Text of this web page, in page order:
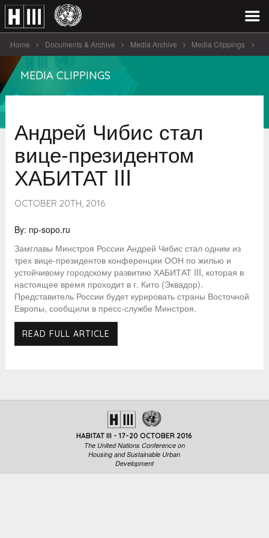
Home Documents & Archive Media Archive Media Clippings
Андрей Чибис стал вице-президентом ХАБИТАТ III
MEDIA CLIPPINGS
Андрей Чибис стал
вице-президентом
ХАБИТАТ III
OCTOBER 20TH, 2016
By: np-sopo.ru
Замглавы Минстроя России Андрей Чибис стал одним из
трех вице-президентов конференции ООН по жилью и
устойчивому городскому развитию ХАБИТАТ III, которая в
настоящее время проходит в г. Кито (Эквадор).
Представитель России будет курировать страны Восточной
Европы, сообщили в пресс-службе Минстроя.
READ FULL ARTICLE
HABITAT III - 17-20 OCTOBER 2016
The United Nations Conference on
Housing and Sustainable Urban
Development